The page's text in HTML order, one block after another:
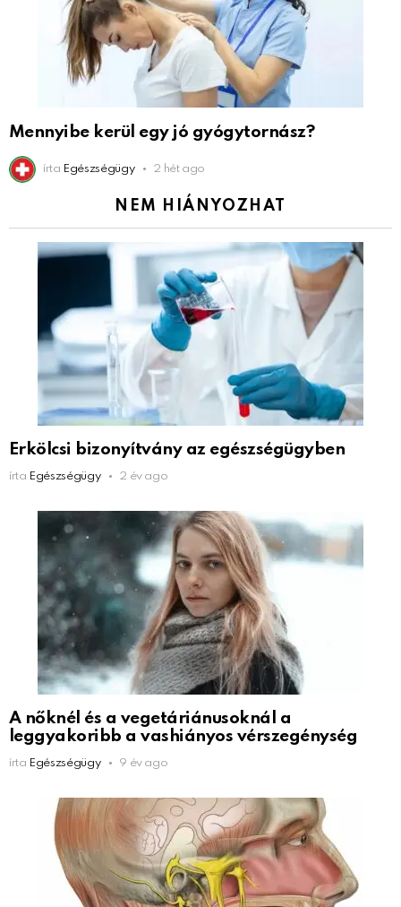
Mennyibe kerül egy jó gyógytornász?
írta Egészségügy 2 hét ago
NEM HIÁNYOZHAT
Erkölcsi bizonyítvány az egészségügyben
írta Egészségügy 2 év ago
A nőknél és a vegetáriánusoknál a
leggyakoribb a vashiányos vérszegénység
írta Egészségügy 9 év ago